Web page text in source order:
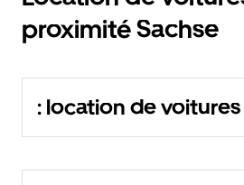
proximité Sachse
: location de